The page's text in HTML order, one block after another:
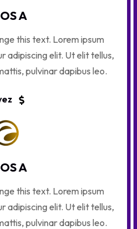
A
this text. Lorem ipsum
adipiscing elit. Ut elit tellus,
pulvinar dapibus leo.
A
this text. Lorem ipsum
adipiscing elit. Ut elit tellus,
pulvinar dapibus leo.